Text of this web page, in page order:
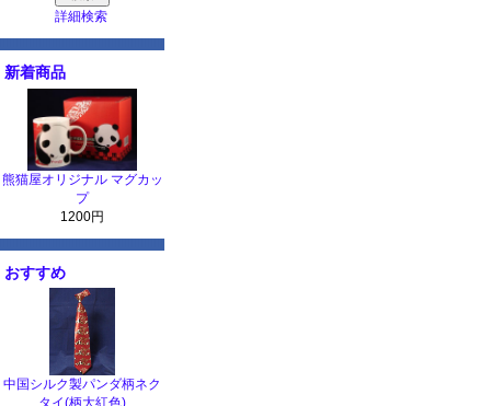
詳細検索
新着商品
熊猫屋オリジナル マグカッ
プ
1200円
おすすめ
中国シルク製パンダ柄ネク
タイ(柄大紅色)